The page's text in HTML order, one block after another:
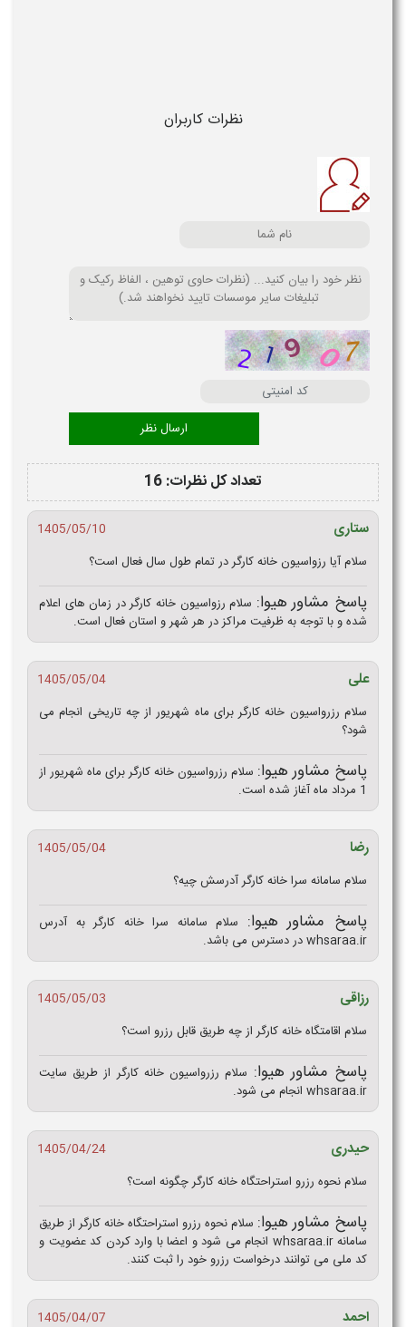
نظرات کاربران
تعداد کل نظرات: 16
ستاری
1405/05/10
سلام آیا رزواسیون خانه کارگر در تمام طول سال فعال است؟
پاسخ مشاور هیوا: سلام رزواسیون خانه کارگر در زمان‌ های اعلام‌
شده و با توجه به ظرفیت مراکز در هر شهر و استان فعال است.
علی
1405/05/04
سلام رزرواسیون خانه کارگر برای ماه شهریور از چه تاریخی انجام می
شود؟
پاسخ مشاور هیوا: سلام رزرواسیون خانه کارگر برای ماه شهریور از
1 مرداد ماه آغاز شده است.
رضا
1405/05/04
سلام سامانه سرا خانه کارگر آدرسش چیه؟
پاسخ مشاور هیوا: سلام سامانه سرا خانه کارگر به آدرس
whsaraa.ir در دسترس می باشد.
رزاقی
1405/05/03
سلام اقامتگاه خانه کارگر از چه طریق قابل رزرو است؟
پاسخ مشاور هیوا: سلام رزرواسیون خانه کارگر از طریق سایت
whsaraa.ir انجام می شود.
حیدری
1405/04/24
سلام نحوه رزرو استراحتگاه خانه کارگر چگونه است؟
پاسخ مشاور هیوا: سلام نحوه رزرو استراحتگاه خانه کارگر از طریق
سامانه whsaraa.ir انجام می شود و اعضا با وارد کردن کد عضویت و
کد ملی می توانند درخواست رزرو خود را ثبت کنند.
احمد
1405/04/07